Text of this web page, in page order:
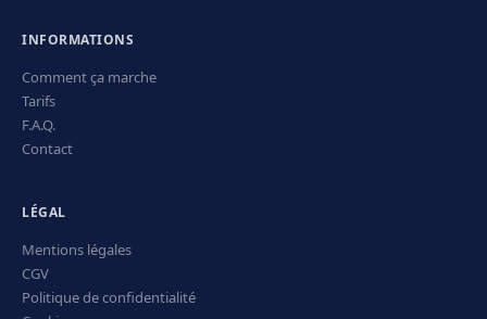
INFORMATIONS
Comment ça marche
Tarifs
F.A.Q.
Contact
LÉGAL
Mentions légales
CGV
Politique de confidentialité